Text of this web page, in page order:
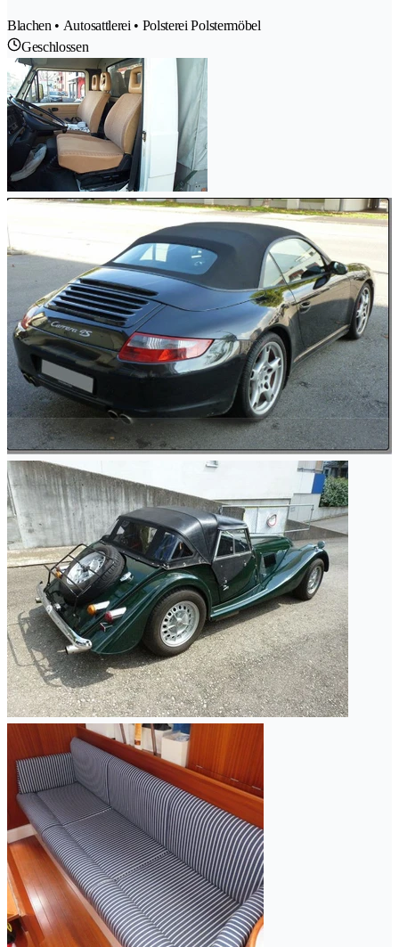
Blachen • Autosattlerei • Polsterei Polstermöbel
Geschlossen